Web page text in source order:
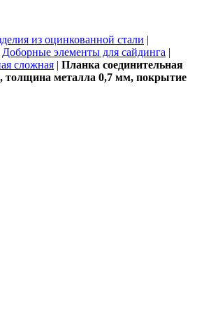
из оцинкованной стали |
Доборные элементы для сайдинга |
сложная | Планка соединительная
толщина металла 0,7 мм, покрытие